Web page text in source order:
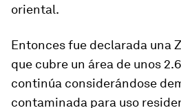
oriental.
Entonces fue declarada una
que cubre un área de unos
continúa considerándose
contaminada para uso